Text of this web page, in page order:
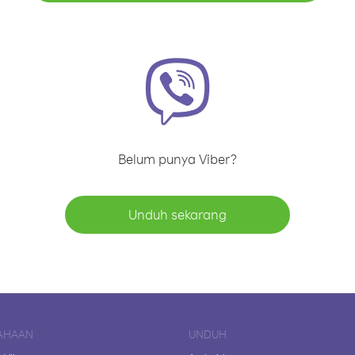
Belum punya Viber?
Unduh sekarang
UNDUH